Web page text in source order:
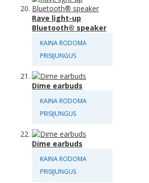
Rave light-up
Bluetooth® speaker
KAINA RODOMA
PRISIJUNGUS
Dime earbuds
KAINA RODOMA
PRISIJUNGUS
Dime earbuds
KAINA RODOMA
PRISIJUNGUS